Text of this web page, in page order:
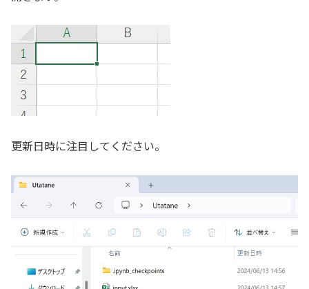
更新日時に注目してください。